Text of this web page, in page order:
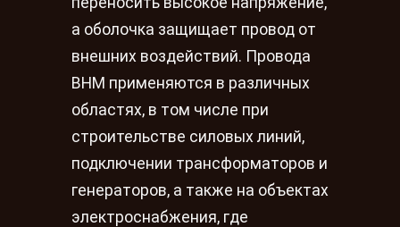
а оболочка защищает провод от
внешних воздействий. Провода
ВНМ применяются в различных
областях, в том числе при
строительстве силовых линий,
подключении трансформаторов и
генераторов, а также на объектах
электроснабжения, где